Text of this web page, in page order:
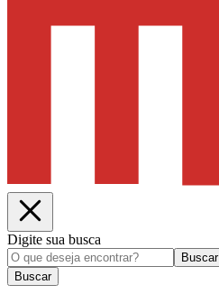
Digite sua busca
Buscar
Buscar